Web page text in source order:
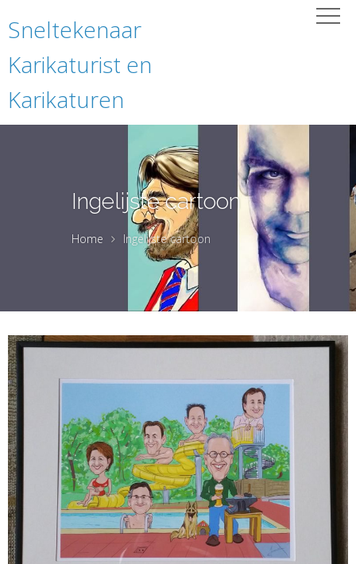
Sneltekenaar
Karikaturist en
Karikaturen
Ingelijste cartoon
Home Ingelijste cartoon